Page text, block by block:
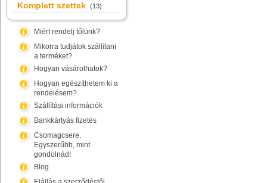
Komplett szettek (13)
Miért rendelj tőlünk?
Mikorra tudjátok szállítani
a terméket?
Hogyan vásárolhatok?
Hogyan egészíthetem ki a
rendelésem?
Szállítási információk
Bankkártyás fizetés
Csomagcsere.
Egyszerűbb, mint
gondolnád!
Blog